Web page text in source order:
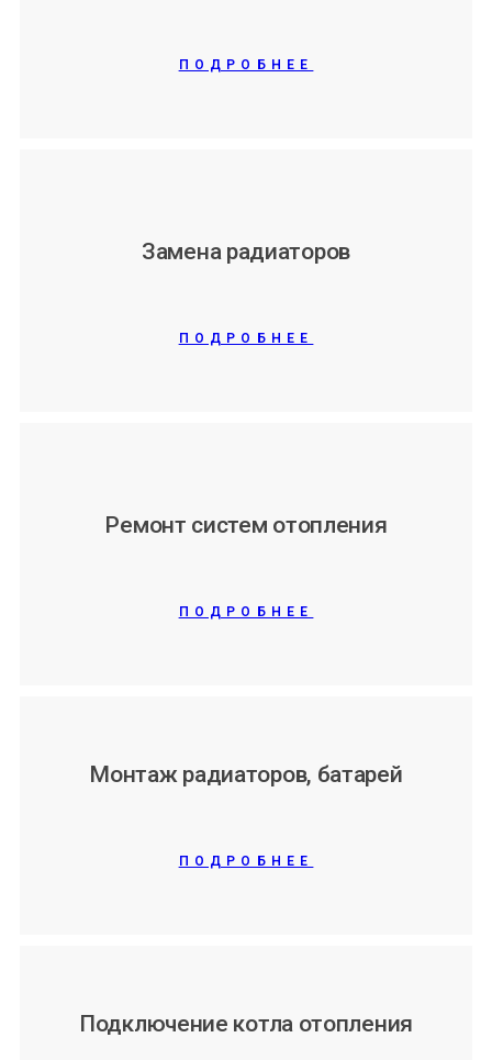
ПОДРОБНЕЕ
Замена радиаторов
ПОДРОБНЕЕ
Ремонт систем отопления
ПОДРОБНЕЕ
Монтаж радиаторов, батарей
ПОДРОБНЕЕ
Подключение котла отопления